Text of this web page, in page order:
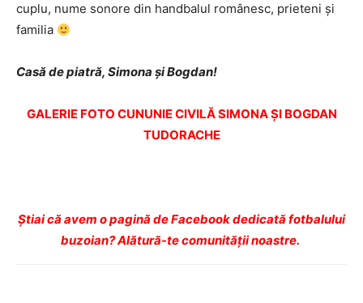
cuplu, nume sonore din handbalul românesc, prieteni şi
familia
Casă de piatră, Simona şi Bogdan!
GALERIE FOTO CUNUNIE CIVILĂ SIMONA ŞI BOGDAN
TUDORACHE
Ştiai că avem o pagină de Facebook dedicată fotbalului
buzoian? Alătură-te comunității noastre.